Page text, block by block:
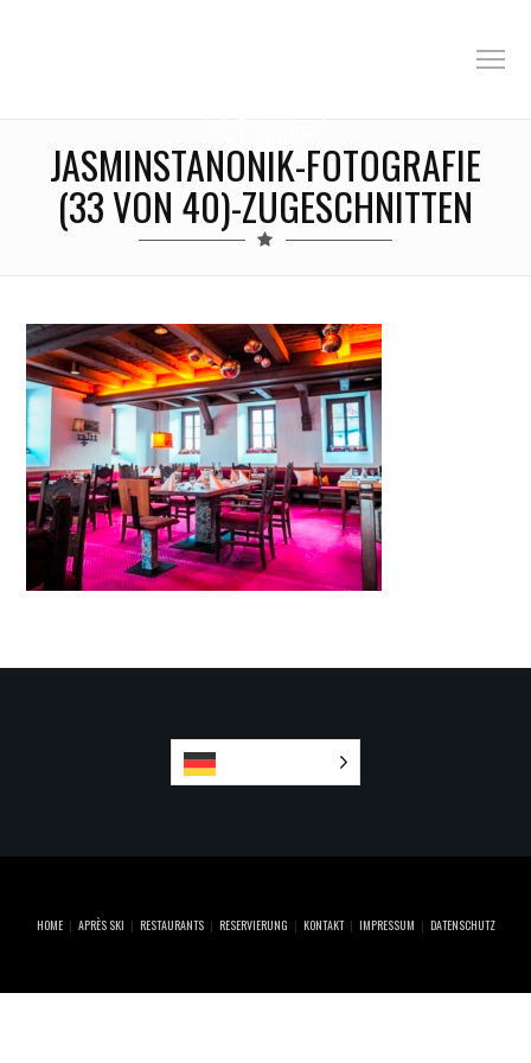
JASMINSTANONIK-FOTOGRAFIE
(33 VON 40)-ZUGESCHNITTEN
HOME APRÈS SKI RESTAURANTS RESERVIERUNG KONTAKT IMPRESSUM DATENSCHUTZ